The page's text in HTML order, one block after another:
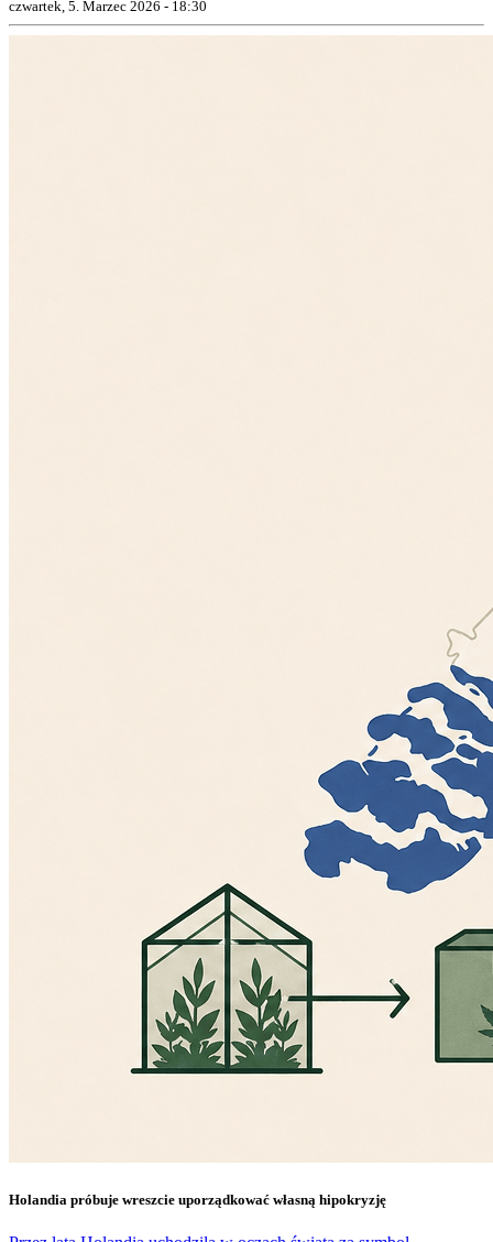
czwartek, 5. Marzec 2026 - 18:30
Holandia próbuje wreszcie uporządkować własną hipokryzję